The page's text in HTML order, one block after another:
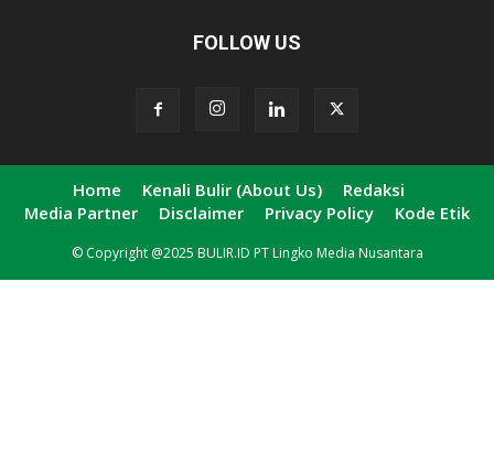
FOLLOW US
Home Kenali Bulir (About Us)
Redaksi
Media Partner
Disclaimer Privacy Policy Kode Etik
© Copyright @2025 BULIR.ID PT Lingko Media Nusantara